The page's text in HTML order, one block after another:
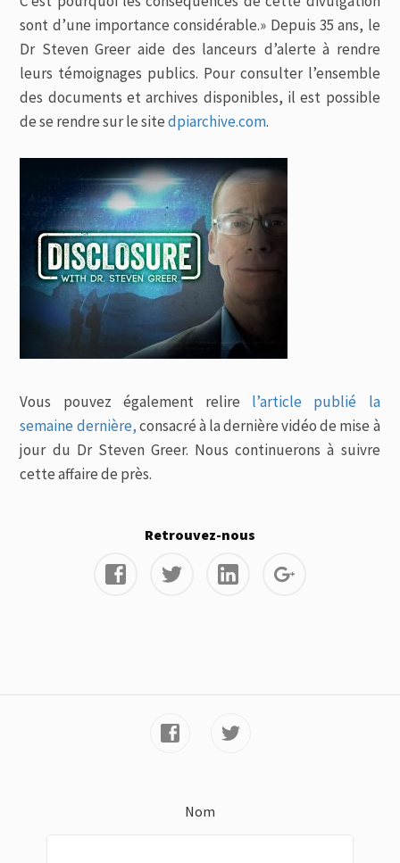
sont d’une importance considérable.» Depuis 35 ans, le
Dr Steven Greer aide des lanceurs d’alerte à rendre
leurs témoignages publics. Pour consulter l’ensemble
des documents et archives disponibles, il est possible
de se rendre sur le sitedpiarchive.com.
Vous pouvez également relire l’article publié la
semaine dernière,consacré à la dernière vidéo de mise à
jour du Dr Steven Greer. Nous continuerons à suivre
cette affaire de près.
Retrouvez-nous
Nom